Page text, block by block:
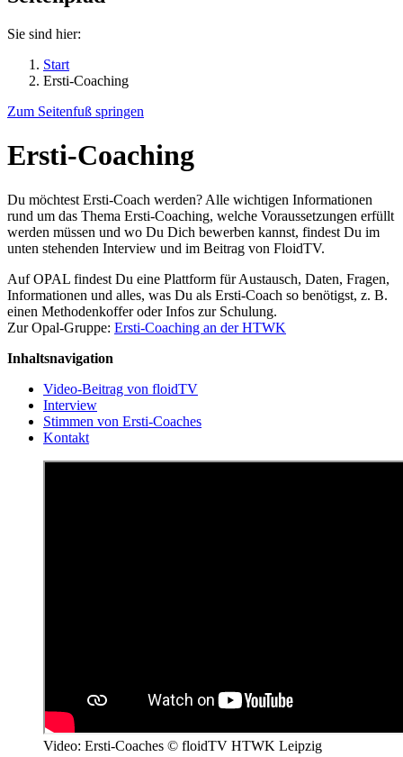
Sie sind hier:
Start
Ersti-Coaching
Zum Seitenfuß springen
Ersti-Coaching
Du möchtest Ersti-Coach werden? Alle wichtigen Informationen
rund um das Thema Ersti-Coaching, welche Voraussetzungen erfüllt
werden müssen und wo Du Dich bewerben kannst, findest Du im
unten stehenden Interview und im Beitrag von FloidTV.
Auf OPAL findest Du eine Plattform für Austausch, Daten, Fragen,
Informationen und alles, was Du als Ersti-Coach so benötigst, z. B.
einen Methodenkoffer oder Infos zur Schulung.
Zur Opal-Gruppe: Ersti-Coaching an der HTWK
Inhaltsnavigation
Video-Beitrag von floidTV
Interview
Stimmen von Ersti-Coaches
Kontakt
Video: Ersti-Coaches © floidTV HTWK Leipzig